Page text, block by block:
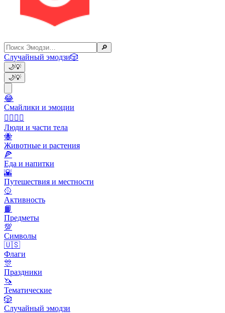
🔎
Случайный эмодзи🎲
🌙💡
🌙💡
😂
Смайлики и эмоции
👩‍❤️‍💋‍👨
Люди и части тела
🐝
Животные и растения
🍕
Еда и напитки
🌇
Путешествия и местности
🥎
Активность
📙
Предметы
💯
Символы
🇺🇸
Флаги
🎊
Праздники
🦄
Тематические
🎲
Случайный эмодзи